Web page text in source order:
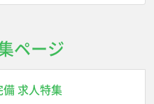
ページ
求人特集